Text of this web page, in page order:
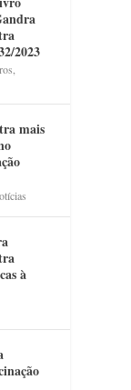
2023
mais
à